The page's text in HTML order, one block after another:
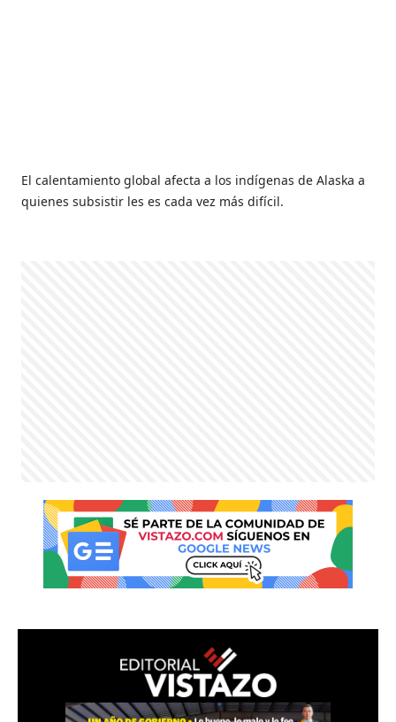
El calentamiento global afecta a los indígenas de Alaska a
quienes subsistir les es cada vez más difícil.